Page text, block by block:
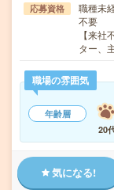
応募資格
職種未
不要
【来
ター、
職場の雰囲気
年齢層
20
気になる!